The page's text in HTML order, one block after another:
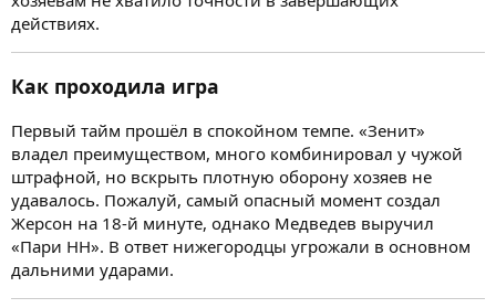
действиях.
Как проходила игра
Первый тайм прошёл в спокойном темпе. «Зенит»
владел преимуществом, много комбинировал у чужой
штрафной, но вскрыть плотную оборону хозяев не
удавалось. Пожалуй, самый опасный момент создал
Жерсон на 18-й минуте, однако Медведев выручил
«Пари НН». В ответ нижегородцы угрожали в основном
дальними ударами.